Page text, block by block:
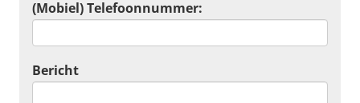
(Mobiel) Telefoonnummer:
Bericht